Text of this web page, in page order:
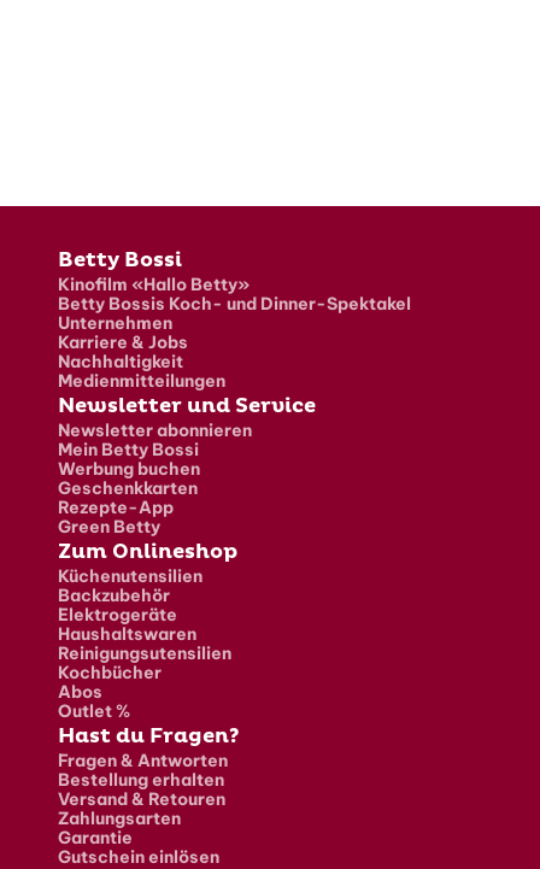
Fusszeile
Betty Bossi
Kinofilm «Hallo Betty»
Betty Bossis Koch- und Dinner-Spektakel
Unternehmen
Karriere & Jobs
Nachhaltigkeit
Medienmitteilungen
Newsletter und Service
Newsletter abonnieren
Mein Betty Bossi
Werbung buchen
Geschenkkarten
Rezepte-App
Green Betty
Zum Onlineshop
Küchenutensilien
Backzubehör
Elektrogeräte
Haushaltswaren
Reinigungsutensilien
Kochbücher
Abos
Outlet %
Hast du Fragen?
Fragen & Antworten
Bestellung erhalten
Versand & Retouren
Zahlungsarten
Garantie
Gutschein einlösen